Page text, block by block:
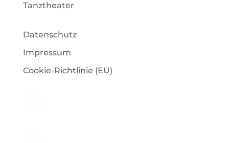
Tanztheater
Datenschutz
Impressum
Cookie-Richtlinie (EU)